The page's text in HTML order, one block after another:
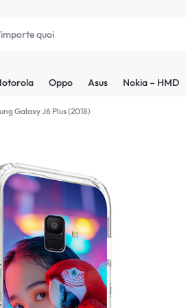
Oppo Asus Nokia – HMD
Galaxy J6 Plus (2018)